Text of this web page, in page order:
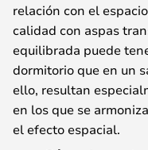
relación con el
calidad con aspas
equilibrada puede
dormitorio que en un
ello, resultan
en los que se
el efecto espacial.